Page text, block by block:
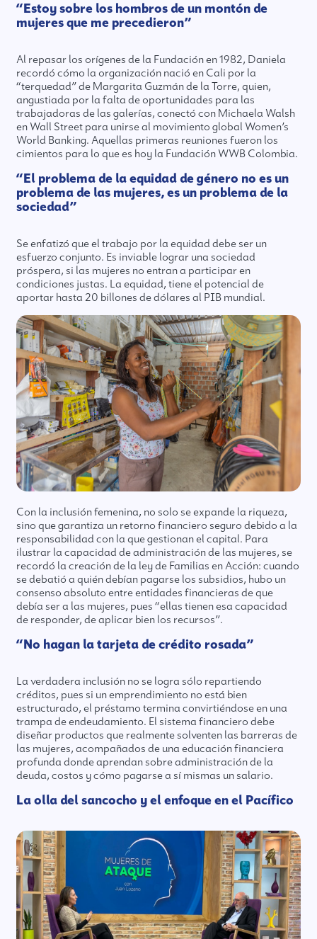
“Estoy sobre los hombros de un montón de
mujeres que me precedieron”
Al repasar los orígenes de la Fundación en 1982, Daniela
recordó cómo la organización nació en Cali por la
“terquedad” de Margarita Guzmán de la Torre, quien,
angustiada por la falta de oportunidades para las
trabajadoras de las galerías, conectó con Michaela Walsh
en Wall Street para unirse al movimiento global Women’s
World Banking. Aquellas primeras reuniones fueron los
cimientos para lo que es hoy la Fundación WWB Colombia.
“El problema de la equidad de género no es un
problema de las mujeres, es un problema de la
sociedad”
Se enfatizó que el trabajo por la equidad debe ser un
esfuerzo conjunto. Es inviable lograr una sociedad
próspera, si las mujeres no entran a participar en
condiciones justas. La equidad, tiene el potencial de
aportar hasta 20 billones de dólares al PIB mundial.
Con la inclusión femenina, no solo se expande la riqueza,
sino que garantiza un retorno financiero seguro debido a la
responsabilidad con la que gestionan el capital. Para
ilustrar la capacidad de administración de las mujeres, se
recordó la creación de la ley de Familias en Acción: cuando
se debatió a quién debían pagarse los subsidios, hubo un
consenso absoluto entre entidades financieras de que
debía ser a las mujeres, pues “ellas tienen esa capacidad
de responder, de aplicar bien los recursos”.
“No hagan la tarjeta de crédito rosada”
La verdadera inclusión no se logra sólo repartiendo
créditos, pues si un emprendimiento no está bien
estructurado, el préstamo termina convirtiéndose en una
trampa de endeudamiento. El sistema financiero debe
diseñar productos que realmente solventen las barreras de
las mujeres, acompañados de una educación financiera
profunda donde aprendan sobre administración de la
deuda, costos y cómo pagarse a sí mismas un salario.
La olla del sancocho y el enfoque en el Pacífico